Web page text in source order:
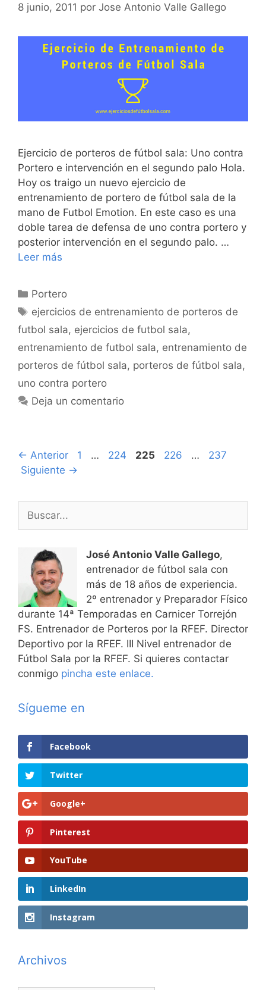
8 junio, 2011 por Jose Antonio Valle Gallego
Ejercicio de porteros de fútbol sala: Uno contra
Portero e intervención en el segundo palo Hola.
Hoy os traigo un nuevo ejercicio de
entrenamiento de portero de fútbol sala de la
mano de Futbol Emotion. En este caso es una
doble tarea de defensa de uno contra portero y
posterior intervención en el segundo palo. …
Leer más
Categorías
Portero
Etiquetas
ejercicios de entrenamiento de porteros de
futbol sala, ejercicios de futbol sala,
entrenamiento de futbol sala, entrenamiento de
porteros de fútbol sala, porteros de fútbol sala,
uno contra portero
Deja un comentario
Navegación
de
← Anterior Página
1 … Página
224 Página
225 Página
226 … Página
237
Siguiente →
Buscar:
José Antonio Valle Gallego,
entrenador de fútbol sala con
más de 18 años de experiencia.
2º entrenador y Preparador Físico
durante 14ª Temporadas en Carnicer Torrejón
FS. Entrenador de Porteros por la RFEF. Director
Deportivo por la RFEF. III Nivel entrenador de
Fútbol Sala por la RFEF. Si quieres contactar
conmigo pincha este enlace.
Sígueme en
Facebook
Twitter
Google+
Pinterest
YouTube
LinkedIn
Instagram
Archivos